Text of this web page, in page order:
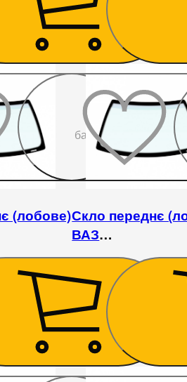
4 095 ₴
До
бажаного
(лобове)
2131
Скло переднє
ВАЗ
2121/21213/21214/
2 115 ₴